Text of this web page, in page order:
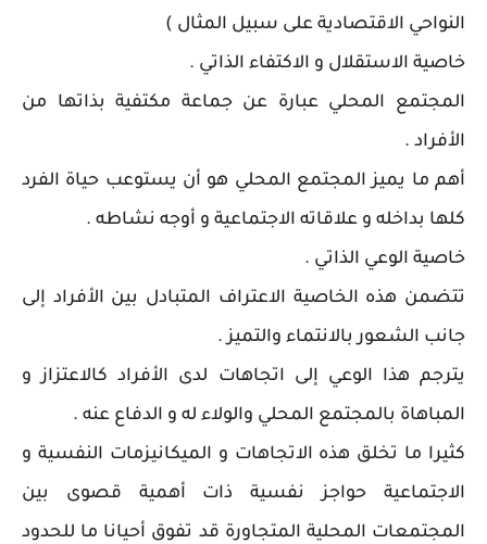
النواحي الاقتصادية على سبيل المثال )
خاصية الاستقلال و الاكتفاء الذاتي .
المجتمع المحلي عبارة عن جماعة مكتفية بذاتها من
الأفراد .
أهم ما يميز المجتمع المحلي هو أن يستوعب حياة الفرد
كلها بداخله و علاقاته الاجتماعية و أوجه نشاطه .
خاصية الوعي الذاتي .
تتضمن هذه الخاصية الاعتراف المتبادل بين الأفراد إلى
جانب الشعور بالانتماء والتميز .
يترجم هذا الوعي إلى اتجاهات لدى الأفراد كالاعتزاز و
المباهاة بالمجتمع المحلي والولاء له و الدفاع عنه .
كثيرا ما تخلق هذه الاتجاهات و الميكانيزمات النفسية و
الاجتماعية حواجز نفسية ذات أهمية قصوى بين
المجتمعات المحلية المتجاورة قد تفوق أحيانا ما للحدود